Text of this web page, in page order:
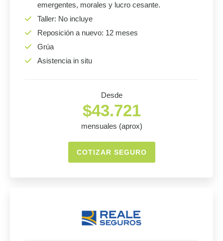
emergentes, morales y lucro cesante.
Taller: No incluye
Reposición a nuevo: 12 meses
Grúa
Asistencia in situ
Desde
$43.721
mensuales (aprox)
COTIZAR SEGURO